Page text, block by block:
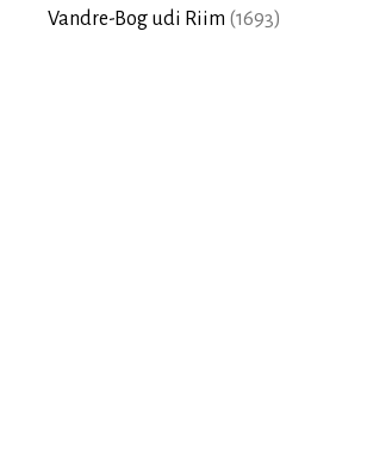
Vandre-Bog udi Riim (1693)